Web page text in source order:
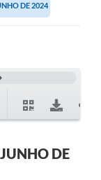
DE 2024
DE